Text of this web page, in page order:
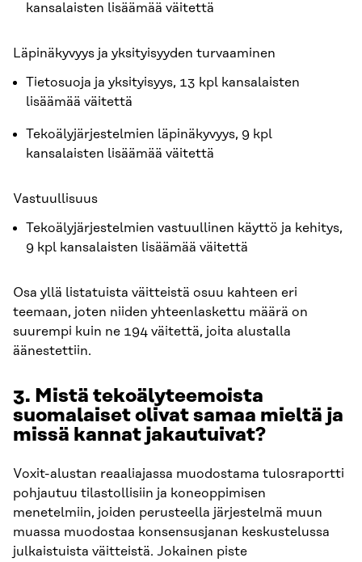
kansalaisten lisäämää väitettä
Läpinäkyvyys ja yksityisyyden turvaaminen
Tietosuoja ja yksityisyys, 13 kpl kansalaisten
lisäämää väitettä
Tekoälyjärjestelmien läpinäkyvyys, 9 kpl
kansalaisten lisäämää väitettä
Vastuullisuus
Tekoälyjärjestelmien vastuullinen käyttö ja kehitys,
9 kpl kansalaisten lisäämää väitettä
Osa yllä listatuista väitteistä osuu kahteen eri
teemaan, joten niiden yhteenlaskettu määrä on
suurempi kuin ne 194 väitettä, joita alustalla
äänestettiin.
3. Mistä tekoälyteemoista
suomalaiset olivat samaa mieltä ja
missä kannat jakautuivat?
Voxit-alustan reaaliajassa muodostama tulosraportti
pohjautuu tilastollisiin ja koneoppimisen
menetelmiin, joiden perusteella järjestelmä muun
muassa muodostaa konsensusjanan keskustelussa
julkaistuista väitteistä. Jokainen piste